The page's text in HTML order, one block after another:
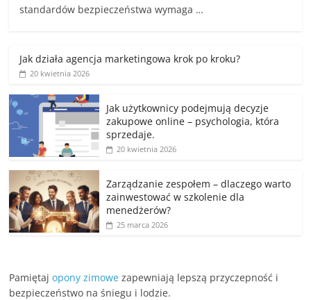
standardów bezpieczeństwa wymaga …
Jak działa agencja marketingowa krok po kroku?
20 kwietnia 2026
Jak użytkownicy podejmują decyzje
zakupowe online – psychologia, która
sprzedaje.
20 kwietnia 2026
Zarządzanie zespołem – dlaczego warto
zainwestować w szkolenie dla
menedżerów?
25 marca 2026
Pamiętajopony zimowe zapewniają lepszą przyczepność i
bezpieczeństwo na śniegu i lodzie.